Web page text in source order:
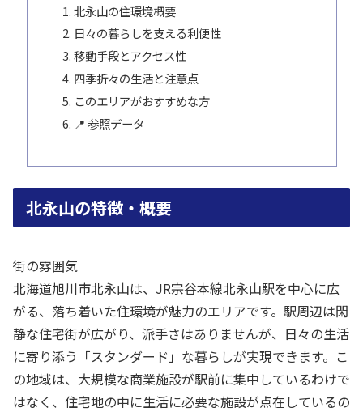
北永山の住環境概要
日々の暮らしを支える利便性
移動手段とアクセス性
四季折々の生活と注意点
このエリアがおすすめな方
📍 参照データ
北永山の特徴・概要
街の雰囲気
北海道旭川市北永山は、JR宗谷本線北永山駅を中心に広
がる、落ち着いた住環境が魅力のエリアです。駅周辺は閑
静な住宅街が広がり、派手さはありませんが、日々の生活
に寄り添う「スタンダード」な暮らしが実現できます。こ
の地域は、大規模な商業施設が駅前に集中しているわけで
はなく、住宅地の中に生活に必要な施設が点在しているの